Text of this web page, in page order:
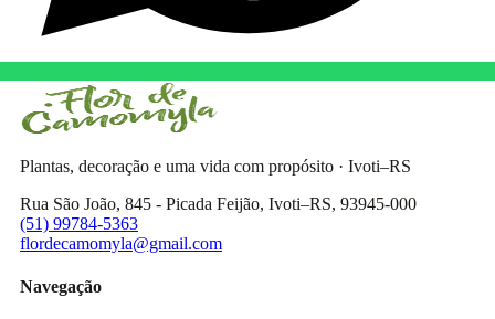
Plantas, decoração e uma vida com propósito · Ivoti–RS
Rua São João, 845 - Picada Feijão, Ivoti–RS, 93945-000
(51) 99784-5363
flordecamomyla@gmail.com
Navegação